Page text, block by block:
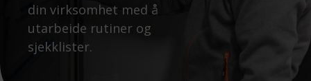
din virksomhet med å
utarbeide rutiner og
sjekklister.